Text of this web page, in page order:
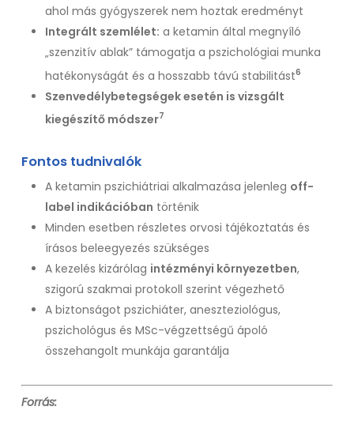
ahol más gyógyszerek nem hoztak eredményt
Integrált szemlélet: a ketamin által megnyíló
„szenzitív ablak” támogatja a pszichológiai munka
hatékonyságát és a hosszabb távú stabilitást6
Szenvedélybetegségek esetén is vizsgált
kiegészítő módszer7
Fontos tudnivalók
A ketamin pszichiátriai alkalmazása jelenleg off-
label indikációban történik
Minden esetben részletes orvosi tájékoztatás és
írásos beleegyezés szükséges
A kezelés kizárólag intézményi környezetben,
szigorú szakmai protokoll szerint végezhető
A biztonságot pszichiáter, aneszteziológus,
pszichológus és MSc-végzettségű ápoló
összehangolt munkája garantálja
Forrás: